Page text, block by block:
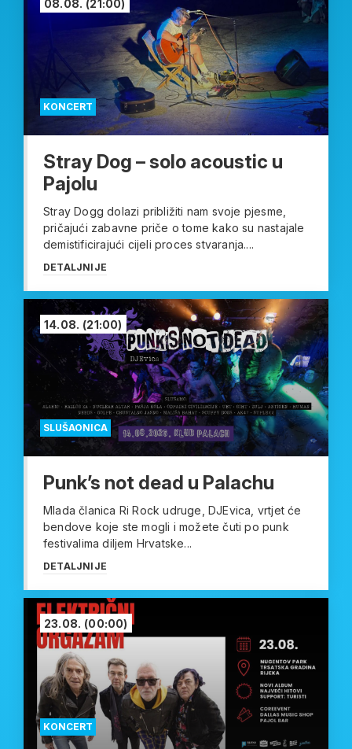
KONCERT
08.08. (21:00)
Stray Dog – solo acoustic u
Pajolu
Stray Dogg dolazi približiti nam svoje pjesme,
pričajući zabavne priče o tome kako su nastajale
demistificirajući cijeli proces stvaranja....
DETALJNIJE
SLUŠAONICA
14.08. (21:00)
Punk’s not dead u Palachu
Mlada članica Ri Rock udruge, DJEvica, vrtjet će
bendove koje ste mogli i možete čuti po punk
festivalima diljem Hrvatske...
DETALJNIJE
KONCERT
23.08. (00:00)